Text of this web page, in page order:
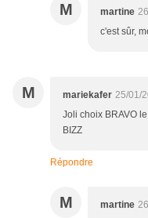
M martine
c'est sûr,
M mariekafer 25/01/
Joli choix BRAVO
BIZZ
Répondre
M martine